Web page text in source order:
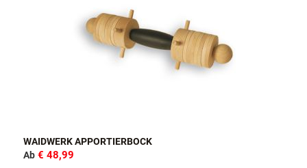
WAIDWERK APPORTIERBOCK
Ab € 48,99